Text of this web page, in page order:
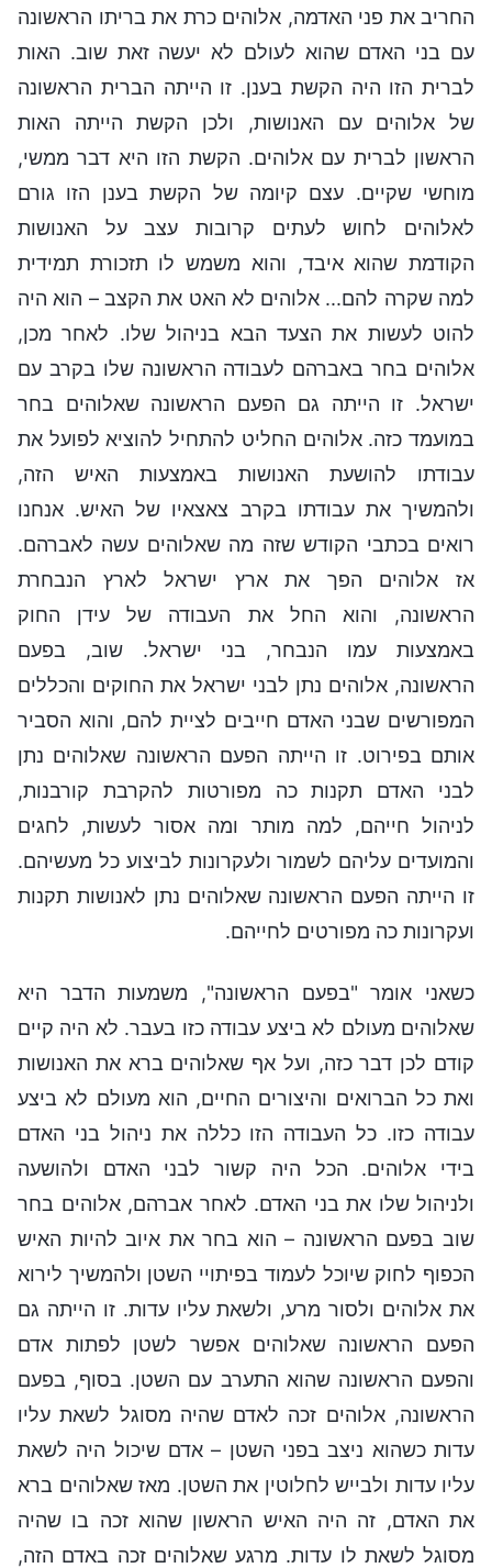
החריב את פני האדמה, אלוהים כרת את בריתו הראשונה
עם בני האדם שהוא לעולם לא יעשה זאת שוב. האות
לברית הזו היה הקשת בענן. זו הייתה הברית הראשונה
של אלוהים עם האנושות, ולכן הקשת הייתה האות
הראשון לברית עם אלוהים. הקשת הזו היא דבר ממשי,
מוחשי שקיים. עצם קיומה של הקשת בענן הזו גורם
לאלוהים לחוש לעתים קרובות עצב על האנושות
הקודמת שהוא איבד, והוא משמש לו תזכורת תמידית
למה שקרה להם... אלוהים לא האט את הקצב – הוא היה
להוט לעשות את הצעד הבא בניהול שלו. לאחר מכן,
אלוהים בחר באברהם לעבודה הראשונה שלו בקרב עם
ישראל. זו הייתה גם הפעם הראשונה שאלוהים בחר
במועמד כזה. אלוהים החליט להתחיל להוציא לפועל את
עבודתו להושעת האנושות באמצעות האיש הזה,
ולהמשיך את עבודתו בקרב צאצאיו של האיש. אנחנו
רואים בכתבי הקודש שזה מה שאלוהים עשה לאברהם.
אז אלוהים הפך את ארץ ישראל לארץ הנבחרת
הראשונה, והוא החל את העבודה של עידן החוק
באמצעות עמו הנבחר, בני ישראל. שוב, בפעם
הראשונה, אלוהים נתן לבני ישראל את החוקים והכללים
המפורשים שבני האדם חייבים לציית להם, והוא הסביר
אותם בפירוט. זו הייתה הפעם הראשונה שאלוהים נתן
לבני האדם תקנות כה מפורטות להקרבת קורבנות,
לניהול חייהם, למה מותר ומה אסור לעשות, לחגים
והמועדים עליהם לשמור ולעקרונות לביצוע כל מעשיהם.
זו הייתה הפעם הראשונה שאלוהים נתן לאנושות תקנות
ועקרונות כה מפורטים לחייהם.
כשאני אומר "בפעם הראשונה", משמעות הדבר היא
שאלוהים מעולם לא ביצע עבודה כזו בעבר. לא היה קיים
קודם לכן דבר כזה, ועל אף שאלוהים ברא את האנושות
ואת כל הברואים והיצורים החיים, הוא מעולם לא ביצע
עבודה כזו. כל העבודה הזו כללה את ניהול בני האדם
בידי אלוהים. הכל היה קשור לבני האדם ולהושעה
ולניהול שלו את בני האדם. לאחר אברהם, אלוהים בחר
שוב בפעם הראשונה – הוא בחר את איוב להיות האיש
הכפוף לחוק שיוכל לעמוד בפיתויי השטן ולהמשיך לירוא
את אלוהים ולסור מרע, ולשאת עליו עדות. זו הייתה גם
הפעם הראשונה שאלוהים אפשר לשטן לפתות אדם
והפעם הראשונה שהוא התערב עם השטן. בסוף, בפעם
הראשונה, אלוהים זכה לאדם שהיה מסוגל לשאת עליו
עדות כשהוא ניצב בפני השטן – אדם שיכול היה לשאת
עליו עדות ולבייש לחלוטין את השטן. מאז שאלוהים ברא
את האדם, זה היה האיש הראשון שהוא זכה בו שהיה
מסוגל לשאת לו עדות. מרגע שאלוהים זכה באדם הזה,